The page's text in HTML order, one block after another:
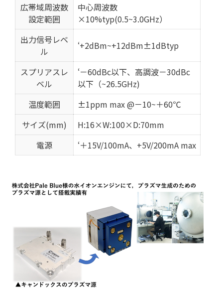
広帯域周波数
設定範囲
中心周波数
×10%typ(0.5~3.0GHz）
出力信号レベ
ル
‘+2dBm~+12dBm±1dBtyp
スプリアスレ
ベル
‘－60dBc以下、高調波－30dBc
以下（~26.5GHz)
温度範囲
±1ppm max @－10~＋60℃
サイズ(mm)
H:16×W:100×D:70mm
電源
‘＋15V/100mA、+5V/200mA max